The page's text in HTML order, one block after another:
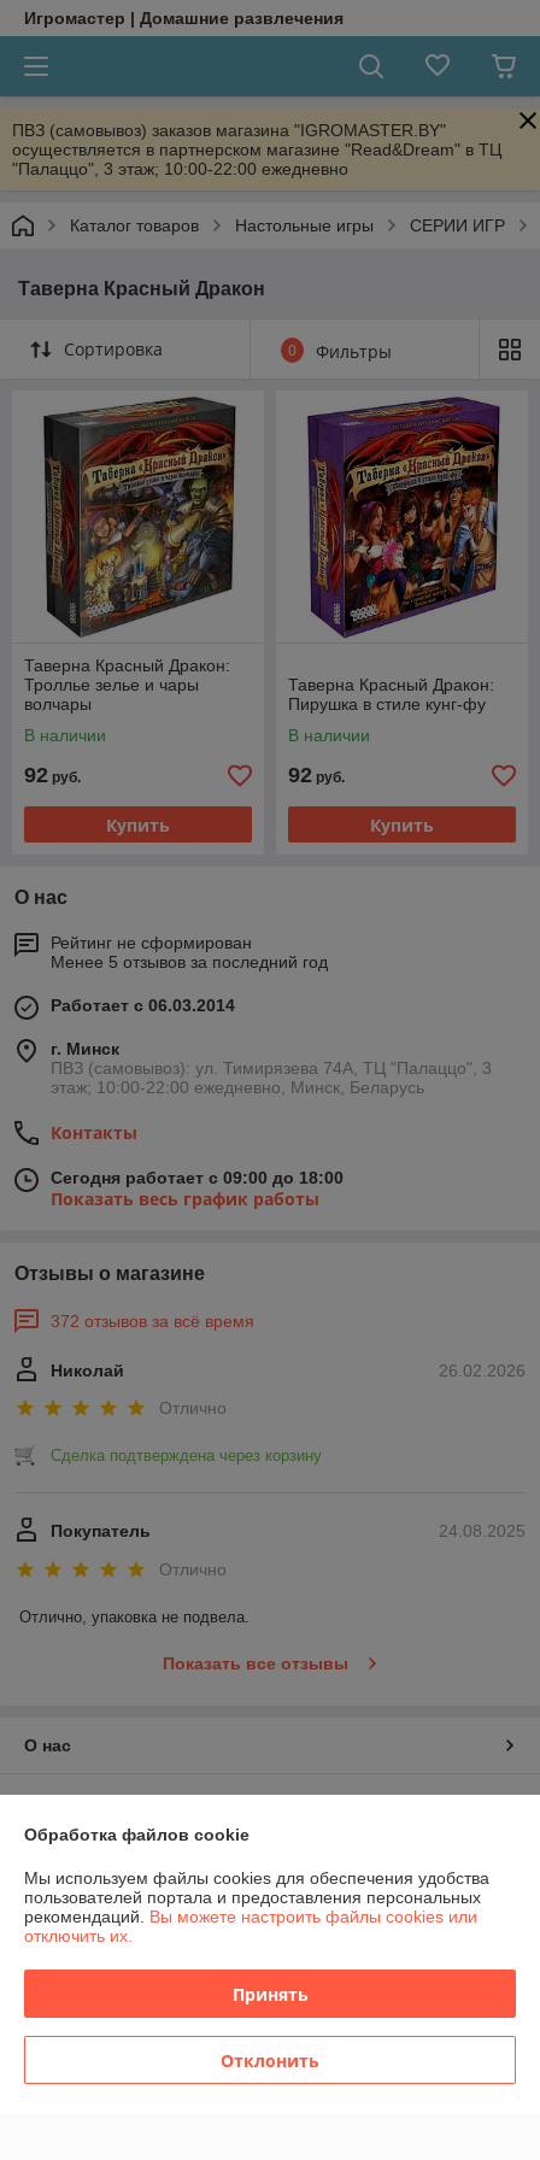
Игромастер | Домашние развлечения
ПВЗ (самовывоз) заказов магазина "IGROMASTER.BY"
осуществляется в партнерском магазине "Read&Dream" в ТЦ
"Палаццо", 3 этаж; 10:00-22:00 ежедневно
Каталог товаров Настольные игры СЕРИИ ИГР
Таверна Красный Дракон
Сортировка 0 Фильтры
Таверна Красный Дракон:
Троллье зелье и чары
волчары
В наличии
92 руб.
Купить
Таверна Красный Дракон:
Пирушка в стиле кунг-фу
В наличии
92 руб.
Купить
О нас
Рейтинг не сформирован
Менее 5 отзывов за последний год
Работает с 06.03.2014
г. Минск
ПВЗ (самовывоз): ул. Тимирязева 74A, ТЦ "Палаццо", 3
этаж; 10:00-22:00 ежедневно, Минск, Беларусь
Контакты
Сегодня работает с 09:00 до 18:00
Показать весь график работы
Отзывы о магазине
372 отзывов за всё время
26.02.2026
Николай
Отлично
Сделка подтверждена через корзину
24.08.2025
Покупатель
Отлично
Отлично, упаковка не подвела.
Показать все отзывы
О нас
Контакты
График работы
Полная версия сайта
Сайт создан на платформе Deal.by
Обработка файлов cookie
Мы используем файлы cookies для обеспечения удобства
пользователей портала и предоставления персональных
рекомендаций. Вы можете настроить файлы cookies или
отключить их.
Принять
Отклонить